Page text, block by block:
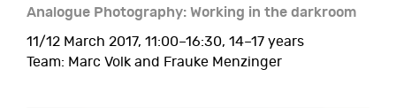
Analogue Photography: Working in the darkroom
11/12 March 2017, 11:00–16:30, 14–17 years
Team: Marc Volk and Frauke Menzinger